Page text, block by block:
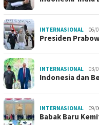
INTERNASIONAL 06/
Presiden
INTERNASIONAL 03/
Indonesia dan
INTERNASIONAL 09/
Babak Baru